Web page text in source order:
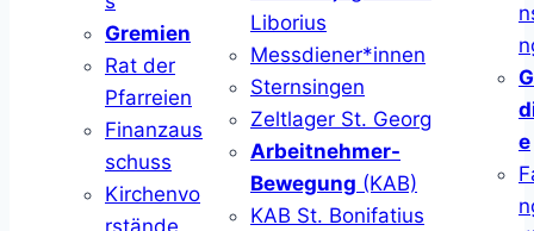
Gremien
Rat der
Pfarreien
Finanzaus
schuss
Kirchenvo
rstände
Liborius
Messdiener*innen
Sternsingen
Zeltlager St. Georg
Arbeitnehmer-
Bewegung (KAB)
KAB St. Bonifatius
e